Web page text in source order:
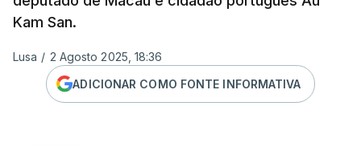
Kam San.
Lusa / 2 Agosto 2025, 18:36
ADICIONAR COMO FONTE INFORMATIVA